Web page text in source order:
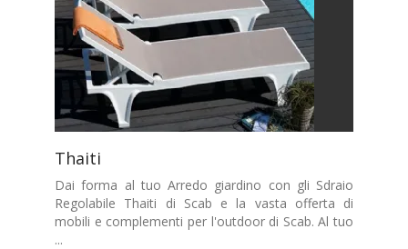
Thaiti
Dai forma al tuo Arredo giardino con gli Sdraio
Regolabile Thaiti di Scab e la vasta offerta di
mobili e complementi per l'outdoor di Scab. Al tuo
...